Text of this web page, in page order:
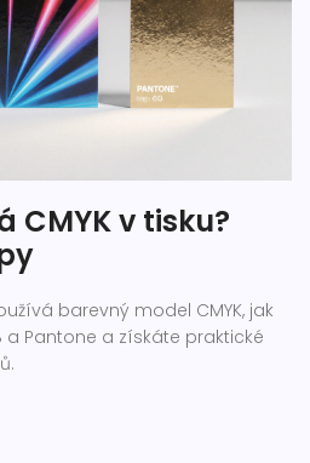
CMYK v tisku?
barevný model CMYK, jak
a Pantone a získáte praktické